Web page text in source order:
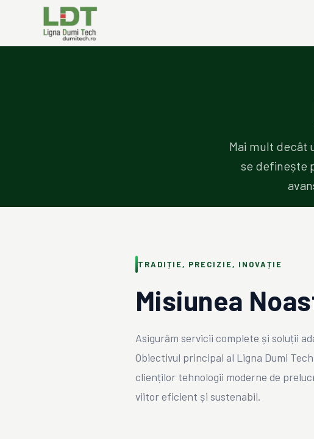
Mai mult decât
se definește
TRADIȚIE, PRECIZIE, INOVAȚIE
Misiunea
Asigurăm servicii complete și soluții
Obiectivul principal al Ligna Dumi
clienților tehnologii moderne de
viitor eficient și sustenabil.